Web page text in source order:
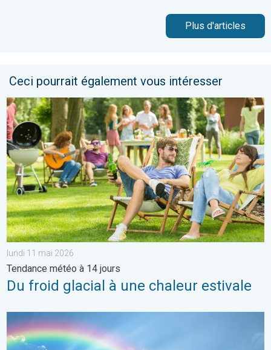
Plus d'articles
Ceci pourrait également vous intéresser
Du froid glacial à une chaleur estivale. Tendance météo à 14
lundi 11 mai 2026
Tendance météo à 14 jours
Du froid glacial à une chaleur estivale
Eclaircies après les orages de samedi. Météo de votre